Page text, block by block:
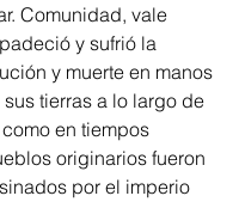
Comunidad, vale
y sufrió la
y muerte en manos
tierras a lo largo de
en tiempos
originarios fueron
por el imperio